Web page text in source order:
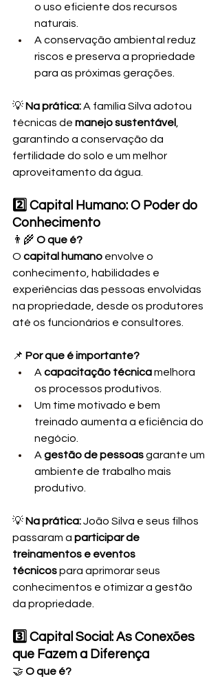
o uso eficiente dos recursos
naturais.
A conservação ambiental reduz
riscos e preserva a propriedade
para as próximas gerações.
💡 Na prática: A família Silva adotou
técnicas de manejo sustentável
garantindo a conservação da
fertilidade do solo e um melhor
aproveitamento da água.
2️⃣ Capital Humano: O Poder do
Conhecimento
👨‍🌾 O que é?
O capital humano envolve o
conhecimento, habilidades e
experiências das pessoas envolvidas
na propriedade, desde os produtores
até os funcionários e consultores.
📌 Por que é importante?
A capacitação técnica melhora
os processos produtivos.
Um time motivado e bem
treinado aumenta a eficiência do
negócio.
A gestão de pessoas garante um
ambiente de trabalho mais
produtivo.
💡 Na prática: João Silva e seus filhos
passaram a participar de
treinamentos e eventos
técnicos para aprimorar seus
conhecimentos e otimizar a gestão
da propriedade.
3️⃣ Capital Social: As Conexões
que Fazem a Diferença
🤝 O que é?